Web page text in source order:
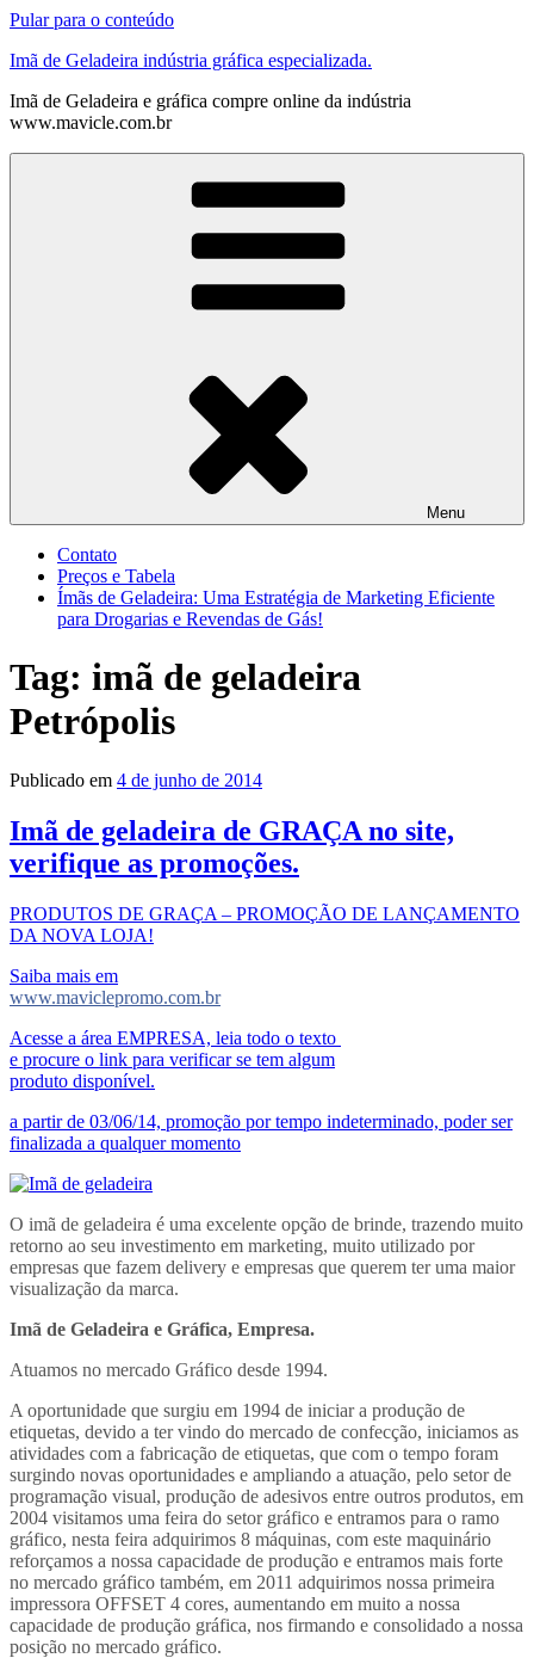
Pular para o conteúdo
Imã de Geladeira indústria gráfica especializada.
Imã de Geladeira e gráfica compre online da indústria
www.mavicle.com.br
Menu
Contato
Preços e Tabela
Ímãs de Geladeira: Uma Estratégia de Marketing Eficiente
para Drogarias e Revendas de Gás!
Tag: imã de geladeira
Petrópolis
Publicado em 4 de junho de 2014
Imã de geladeira de GRAÇA no site,
verifique as promoções.
PRODUTOS DE GRAÇA – PROMOÇÃO DE LANÇAMENTO
DA NOVA LOJA!
Saiba mais em
www.maviclepromo.com.br
Acesse a área EMPRESA, leia todo o texto
e procure o link para verificar se tem algum
produto disponível.
a partir de 03/06/14, promoção por tempo indeterminado, poder ser
finalizada a qualquer momento
O imã de geladeira é uma excelente opção de brinde, trazendo muito
retorno ao seu investimento em marketing, muito utilizado por
empresas que fazem delivery e empresas que querem ter uma maior
visualização da marca.
Imã de Geladeira e Gráfica, Empresa.
Atuamos no mercado Gráfico desde 1994.
A oportunidade que surgiu em 1994 de iniciar a produção de
etiquetas, devido a ter vindo do mercado de confecção, iniciamos as
atividades com a fabricação de etiquetas, que com o tempo foram
surgindo novas oportunidades e ampliando a atuação, pelo setor de
programação visual, produção de adesivos entre outros produtos, em
2004 visitamos uma feira do setor gráfico e entramos para o ramo
gráfico, nesta feira adquirimos 8 máquinas, com este maquinário
reforçamos a nossa capacidade de produção e entramos mais forte
no mercado gráfico também, em 2011 adquirimos nossa primeira
impressora OFFSET 4 cores, aumentando em muito a nossa
capacidade de produção gráfica, nos firmando e consolidado a nossa
posição no mercado gráfico.